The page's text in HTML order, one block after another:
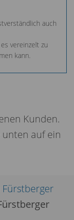
auch
vereinzelt zu
kann.
Kunden.
unten auf ein